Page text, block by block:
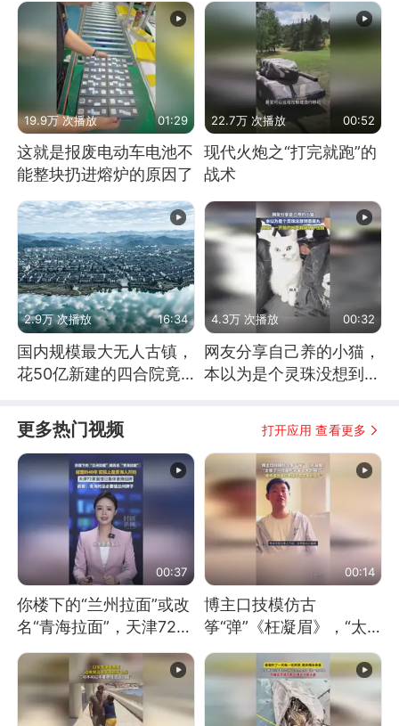
19.9万 次播放 01:29
这就是报废电动车电池不
能整块扔进熔炉的原因了
22.7万 次播放 00:52
现代火炮之“打完就跑”的
战术
2.9万 次播放 16:34
国内规模最大无人古镇，
花50亿新建的四合院竟
4.3万 次播放 00:32
网友分享自己养的小猫，
本以为是个灵珠没想到是
更多热门视频 打开应用 查看更多
00:37
你楼下的“兰州拉面”或改
名“青海拉面”，天津72家
面馆已集体更换招牌
00:14
博主口技模仿古
筝“弹”《枉凝眉》，“太
像了～你是吃古筝长大的
吗？”“或将成为首位考级
不带古筝的选手。”（来
源：新华每日电讯）